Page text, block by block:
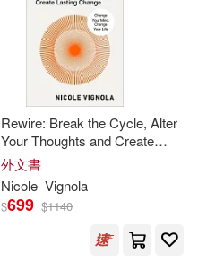
Rewire: Break the Cycle, Alter
Your Thoughts and Create
Lasting Change (Your
Neurotoolkit for Everyday Life)
外文書
Nicole Vignola
$699 $1140